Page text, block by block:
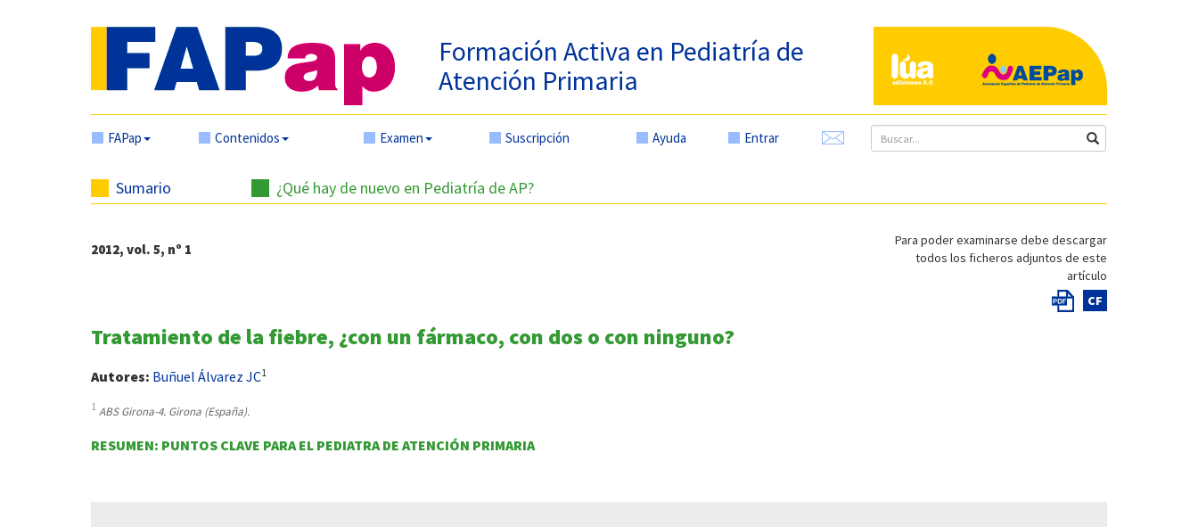
Formación Activa en Pediatría de
Atención Primaria
FAPap Contenidos Examen Suscripción Ayuda Entrar
Sumario ¿Qué hay de nuevo en Pediatría de AP?
Para poder examinarse debe descargar
todos los ficheros adjuntos de este
artículo
CF
2012, vol. 5, nº 1
Tratamiento de la fiebre, ¿con un fármaco, con dos o con ninguno?
Autores: Buñuel Álvarez JC1
1 ABS Girona-4. Girona (España).
RESUMEN: PUNTOS CLAVE PARA EL PEDIATRA DE ATENCIÓN PRIMARIA